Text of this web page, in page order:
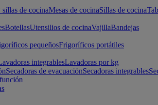
de cocinaMesas de cocinaSillas de cocina
BotellasUtensilios de cocinaVajillaBandejas
pequeñosFrigoríficos portátiles
integrablesLavadoras por kg
Secadoras de evacuaciónSecadoras integrables